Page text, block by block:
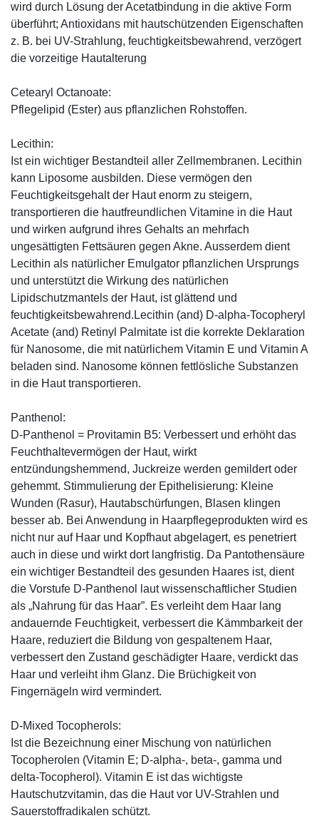
wird durch Lösung der Acetatbindung in die aktive Form
überführt; Antioxidans mit hautschützenden Eigenschaften
z. B. bei UV-Strahlung, feuchtigkeitsbewahrend, verzögert
die vorzeitige Hautalterung
Cetearyl Octanoate:
Pflegelipid (Ester) aus pflanzlichen Rohstoffen.
Lecithin:
Ist ein wichtiger Bestandteil aller Zellmembranen. Lecithin
kann Liposome ausbilden. Diese vermögen den
Feuchtigkeitsgehalt der Haut enorm zu steigern,
transportieren die hautfreundlichen Vitamine in die Haut
und wirken aufgrund ihres Gehalts an mehrfach
ungesättigten Fettsäuren gegen Akne. Ausserdem dient
Lecithin als natürlicher Emulgator pflanzlichen Ursprungs
und unterstützt die Wirkung des natürlichen
Lipidschutzmantels der Haut, ist glättend und
feuchtigkeitsbewahrend.Lecithin (and) D-alpha-Tocopheryl
Acetate (and) Retinyl Palmitate ist die korrekte Deklaration
für Nanosome, die mit natürlichem Vitamin E und Vitamin A
beladen sind. Nanosome können fettlösliche Substanzen
in die Haut transportieren.
Panthenol:
D-Panthenol = Provitamin B5: Verbessert und erhöht das
Feuchthaltevermögen der Haut, wirkt
entzündungshemmend, Juckreize werden gemildert oder
gehemmt. Stimmulierung der Epithelisierung: Kleine
Wunden (Rasur), Hautabschürfungen, Blasen klingen
besser ab. Bei Anwendung in Haarpflegeprodukten wird es
nicht nur auf Haar und Kopfhaut abgelagert, es penetriert
auch in diese und wirkt dort langfristig. Da Pantothensäure
ein wichtiger Bestandteil des gesunden Haares ist, dient
die Vorstufe D-Panthenol laut wissenschaftlicher Studien
als „Nahrung für das Haar”. Es verleiht dem Haar lang
andauernde Feuchtigkeit, verbessert die Kämmbarkeit der
Haare, reduziert die Bildung von gespaltenem Haar,
verbessert den Zustand geschädigter Haare, verdickt das
Haar und verleiht ihm Glanz. Die Brüchigkeit von
Fingernägeln wird vermindert.
D-Mixed Tocopherols:
Ist die Bezeichnung einer Mischung von natürlichen
Tocopherolen (Vitamin E; D-alpha-, beta-, gamma und
delta-Tocopherol). Vitamin E ist das wichtigste
Hautschutzvitamin, das die Haut vor UV-Strahlen und
Sauerstoffradikalen schützt.